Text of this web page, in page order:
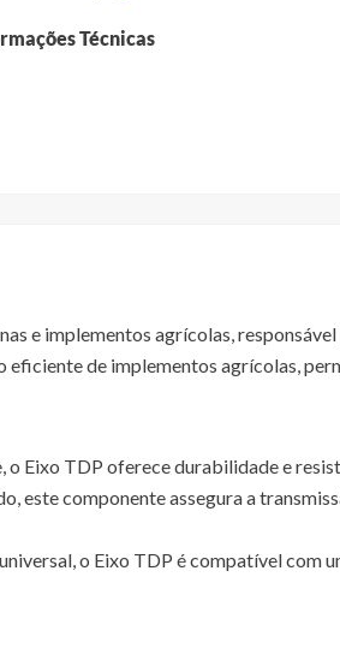
Técnicas
e implementos agrícolas,
de implementos agrícolas,
Eixo TDP oferece durabilidade e
este componente assegura a
o Eixo TDP é compatível com